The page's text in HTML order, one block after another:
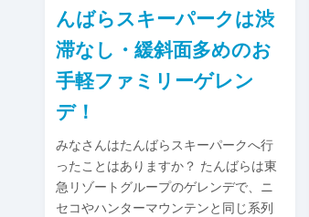
んばらスキーパークは渋
滞なし・緩斜面多めのお
手軽ファミリーゲレン
デ！
みなさんはたんばらスキーパークへ行
ったことはありますか？ たんばらは東
急リゾートグループのゲレンデで、ニ
セコやハンターマウンテンと同じ系列